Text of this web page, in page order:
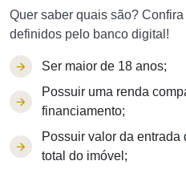
Quer saber quais são?
definidos pelo banco digital!
Ser maior de 18 anos;
Possuir uma renda
financiamento;
Possuir valor da
total do imóvel;